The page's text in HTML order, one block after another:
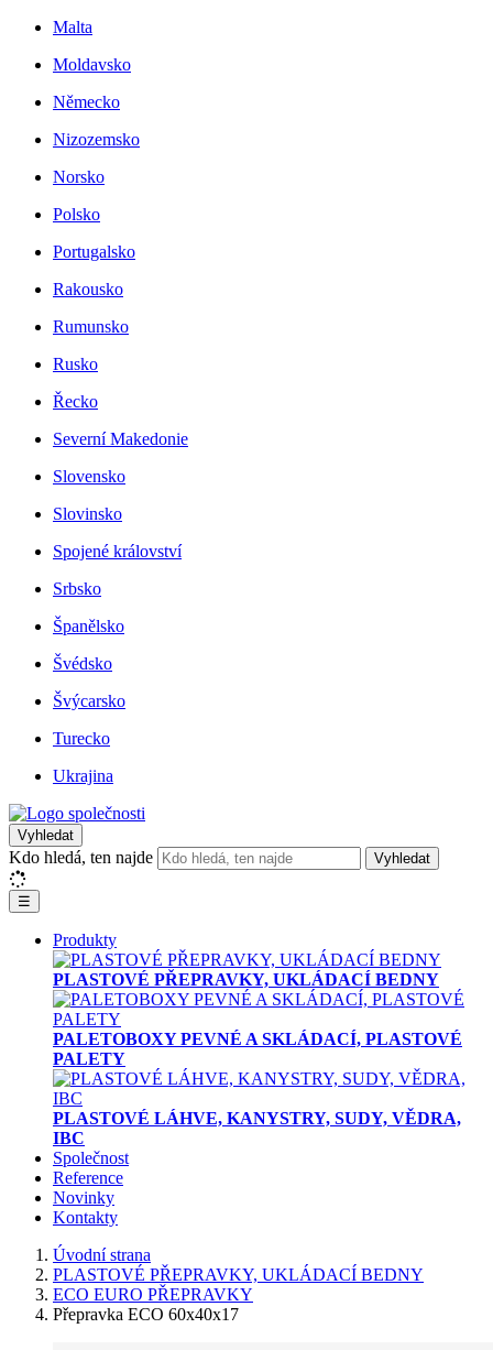
Malta
Moldavsko
Německo
Nizozemsko
Norsko
Polsko
Portugalsko
Rakousko
Rumunsko
Rusko
Řecko
Severní Makedonie
Slovensko
Slovinsko
Spojené království
Srbsko
Španělsko
Švédsko
Švýcarsko
Turecko
Ukrajina
Vyhledat
Kdo hledá, ten najde Vyhledat
☰
Produkty
PLASTOVÉ PŘEPRAVKY, UKLÁDACÍ BEDNY
PALETOBOXY PEVNÉ A SKLÁDACÍ, PLASTOVÉ
PALETY
PLASTOVÉ LÁHVE, KANYSTRY, SUDY, VĚDRA,
IBC
Společnost
Reference
Novinky
Kontakty
Úvodní strana
PLASTOVÉ PŘEPRAVKY, UKLÁDACÍ BEDNY
ECO EURO PŘEPRAVKY
Přepravka ECO 60x40x17